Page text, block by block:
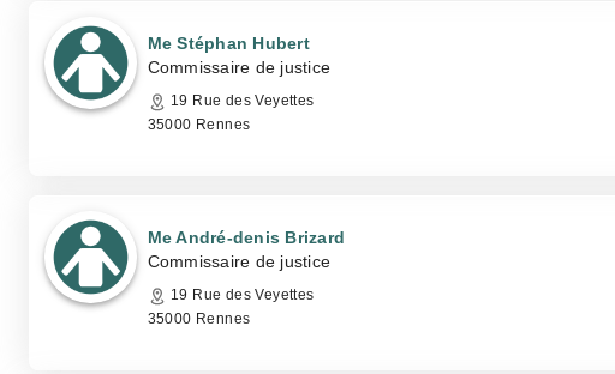
Me Stéphan Hubert
Commissaire de justice
19 Rue des Veyettes
35000 Rennes
Me André-denis Brizard
Commissaire de justice
19 Rue des Veyettes
35000 Rennes